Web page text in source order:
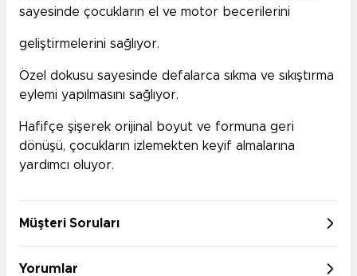
sayesinde çocukların el ve motor becerilerini
geliştirmelerini sağlıyor.
Özel dokusu sayesinde defalarca sıkma ve sıkıştırma
eylemi yapılmasını sağlıyor.
Hafifçe şişerek orijinal boyut ve formuna geri
dönüşü, çocukların izlemekten keyif almalarına
yardımcı oluyor.
Müşteri Soruları
Yorumlar